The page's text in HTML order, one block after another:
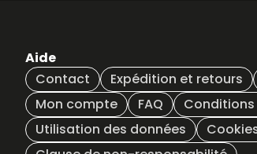
Aide
Contact
Expédition et retours
Mon compte
FAQ
Utilisation des données